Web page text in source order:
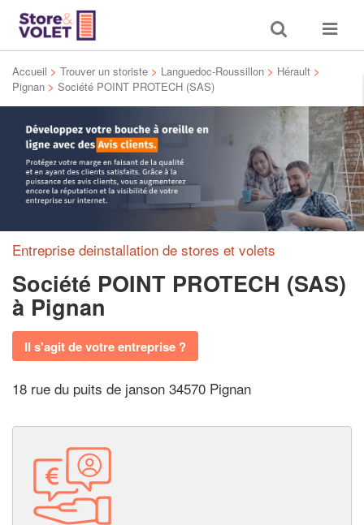
Toggle
search
Toggle
Accueil > Trouver un storiste > Languedoc-Roussillon > Hérault >
Pignan > Société POINT PROTECH (SAS)
Entreprise deinstallation de stores et volets
Société POINT PROTECH (SAS)
à Pignan
Il s'agit de votre entreprise ?
18 rue du puits de janson 34570 Pignan